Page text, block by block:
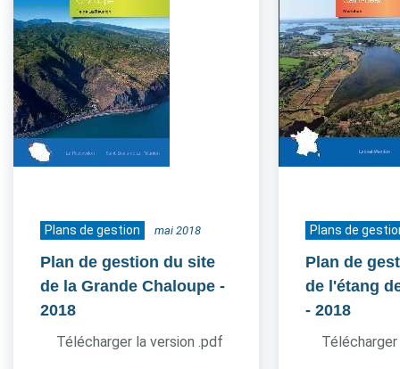
Plans de gestion mai 2018
Plan de gestion du site
de la Grande Chaloupe -
2018
Télécharger la version .pdf
Plans de
Plan de
de l'étang
- 2018